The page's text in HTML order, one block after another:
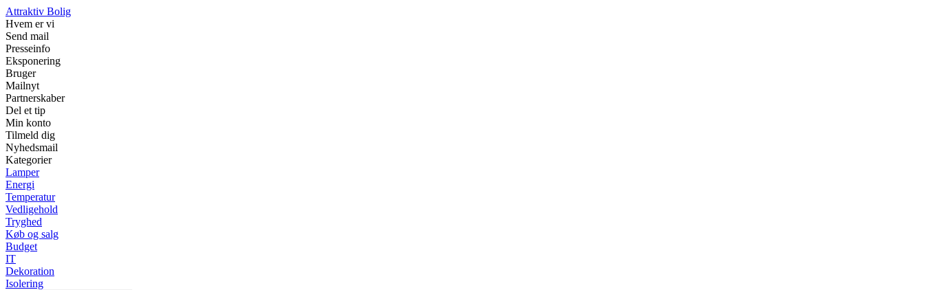
Attraktiv Bolig
Hvem er vi
Send mail
Presseinfo
Eksponering
Bruger
Mailnyt
Partnerskaber
Del et tip
Min konto
Tilmeld dig
Nyhedsmail
Kategorier
Lamper
Energi
Temperatur
Vedligehold
Tryghed
Køb og salg
Budget
IT
Dekoration
Isolering